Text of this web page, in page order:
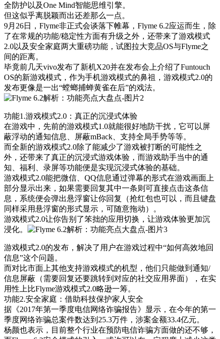
全防护以及One Mind智能思维引擎。
但这似乎离脱颖而出还差那么一点。
9月26日，Flyme非正式会谈落下帷幕，Flyme 6.2应运而生，除
了在常规的功能/稳定性方面有升级之外，还带来了游戏模式
2.0以及安全家庭两大重磅功能，试图拉大竞品OS与Flyme之
间的距离。
毕竟前几天vivo发布了新机X20并在发布会上介绍了Funtouch
OS的新游戏模式，作为手机游戏模式的鼻祖，游戏模式2.0的
发布更像是一出“螳螂捕蝉黄雀在后”的戏法。
功能1.游戏模式2.0：真正的沉浸式体验
在游戏中，先前的游戏模式1.0就能很好地防干扰，它可以屏
蔽浮动的通知信息、屏蔽mBack、支持全局手势等等。
而全新的游戏模式2.0除了能减少了游戏被打断的可能性之
外，还带来了真正的沉浸式游戏体验，而游戏助手当中的通
知、福利、录屏等功能便是实现沉浸式体验的基础。
游戏模式2.0能把微信、QQ信息通过弹幕的形式在游戏画面上
部分显示出来，如果需要回复其中一条则可直接点击这条信
息，系统便会弹出悬浮窗让你回复（抢红包也可以，而且键盘
同样采用悬浮窗的形式显示，可随意拖动）。
游戏模式2.0让你告别了笨拙的应用切换，让游戏体验更加沉
浸化。
游戏模式2.0的发布，解决了用户在游戏过程中“如何高效地回
信息”这个问题。
而对比市面上其他支持游戏模式的机型，他们只能做到通知/
信息屏蔽（需要回复还要跳转到对应的社交应用界面），在实
用性上比Flyme游戏模式2.0略逊一筹。
功能2.安全家庭：借助科技保护家人安全
据《2017年第一季度电信网络诈骗报告》显示，在今年的第一
季度网络诈骗总案件数达到25.3万件，涉案金额33.4亿元。
杨颜也表示，目前整个行业在预防电信诈骗方面做的还不够，